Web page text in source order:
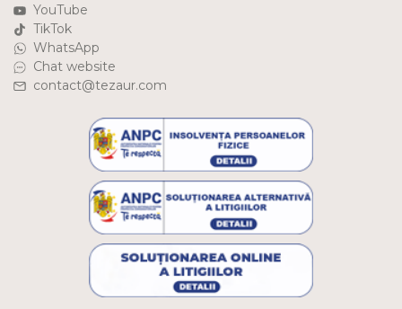
YouTube
TikTok
WhatsApp
Chat website
contact@tezaur.com